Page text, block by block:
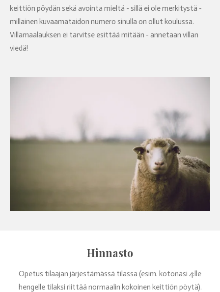
keittiön pöydän sekä avointa mieltä - sillä ei ole merkitystä -
millainen kuvaamataidon numero sinulla on ollut koulussa.
Villamaalauksen ei tarvitse esittää mitään - annetaan villan
viedä!
Hinnasto
Opetus tilaajan järjestämässä tilassa (esim. kotonasi 4:lle
hengelle tilaksi riittää normaalin kokoinen keittiön pöytä).